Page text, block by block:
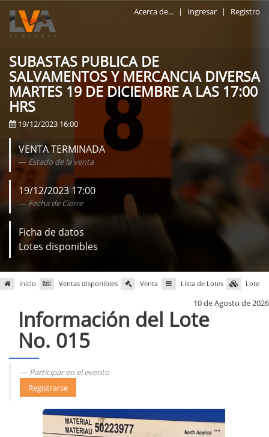
Acerca de... | Ingresar | Registro
SUBASTAS PUBLICA DE
SALVAMENTOS Y MERCANCIA DIVERSA
MARTES 19 DE DICIEMBRE A LAS 17:00
HRS
19/12/2023 16:00
VENTA TERMINADA
Estado de la venta
19/12/2023 17:00
Fecha de Cierre
Ficha de datos
Lotes disponibles
Inicio Ventas disponibles Venta Lista de Lotes Lote
10 de Agosto de 2026
Información del Lote
No. 015
Participar en el evento
Registrarse